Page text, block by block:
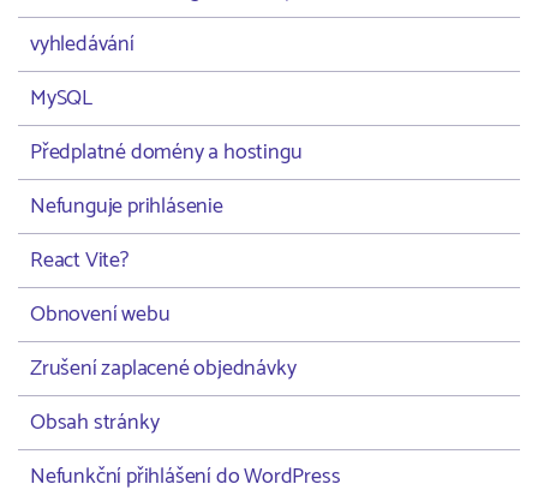
vyhledávání
MySQL
Předplatné domény a hostingu
Nefunguje prihlásenie
React Vite?
Obnovení webu
Zrušení zaplacené objednávky
Obsah stránky
Nefunkční přihlášení do WordPress